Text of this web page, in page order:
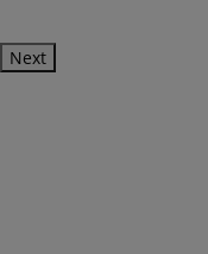
Next